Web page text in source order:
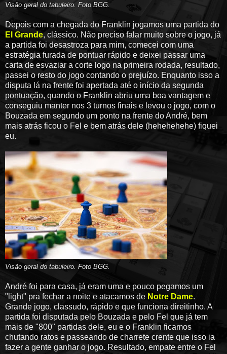
Visão geral do tabuleiro . Foto BGG.
Depois com a chegada do Franklin jogamos uma partida do
El Grande, clássico. Não preciso falar muito sobre o jogo, já
a partida foi desastroza para mim, comecei com uma
estratégia furada de pontuar rápido e deixei passar uma
carta de esvaziar a corte logo na primeira rodada, resultado,
passei o resto do jogo contando o prejuízo. Enquanto isso a
disputa lá na frente foi apertada até o início da segunda
pontuação, quando o Franklin abriu uma boa vantagem e
conseguiu manter nos 3 turnos finais e levou o jogo, com o
Bouzada em segundo um ponto na frente do André, bem
mais atrás ficou o Fel e bem atrás dele (hehehehehe) fiquei
eu.
Visão geral do tabuleiro . Foto BGG.
André foi para casa, já eram uma e pouco pegamos um
"light" pra fechar a noite e atacamos de Notre Dame.
Grande jogo, classudo, rápido e que funciona direitinho. A
partida foi disputada pelo Bouzada e pelo Fel que já tem
mais de "800" partidas dele, eu e o Franklin ficamos
chutando ratos e passeando de charrete crente que isso ia
fazer a gente ganhar o jogo. Resultado, empate entre o Fel